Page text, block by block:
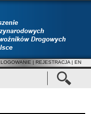
LOGOWANIE | REJESTRACJA | EN